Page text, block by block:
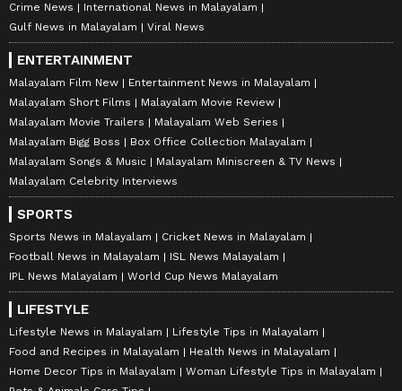
Crime News
International News in Malayalam
Gulf News in Malayalam
Viral News
ENTERTAINMENT
Malayalam Film New
Entertainment News in Malayalam
Malayalam Short Films
Malayalam Movie Review
Malayalam Movie Trailers
Malayalam Web Series
Malayalam Bigg Boss
Box Office Collection Malayalam
Malayalam Songs & Music
Malayalam Miniscreen & TV News
Malayalam Celebrity Interviews
SPORTS
Sports News in Malayalam
Cricket News in Malayalam
Football News in Malayalam
ISL News Malayalam
IPL News Malayalam
World Cup News Malayalam
LIFESTYLE
Lifestyle News in Malayalam
Lifestyle Tips in Malayalam
Food and Recipes in Malayalam
Health News in Malayalam
Home Decor Tips in Malayalam
Woman Lifestyle Tips in Malayalam